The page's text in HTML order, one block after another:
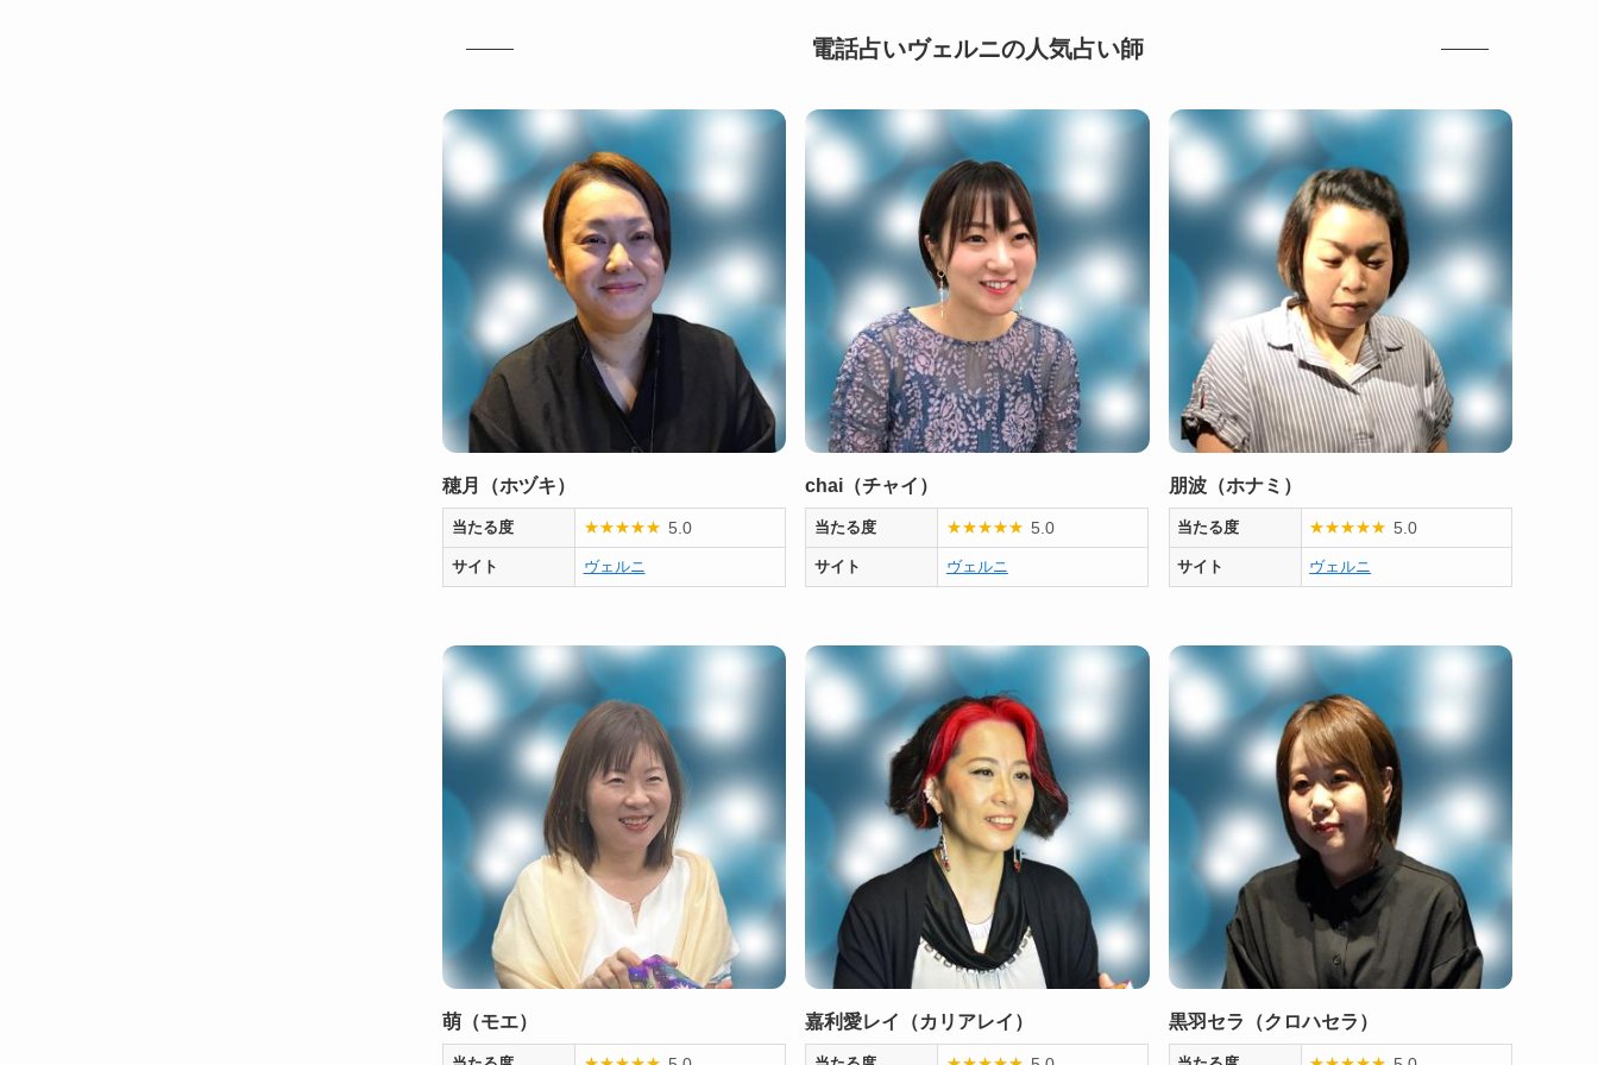
電話占いヴェルニの人気占い師
穂月（ホヅキ）
当たる度 ★★★★★ 5.0
サイト ヴェルニ
chai（チャイ）
当たる度 ★★★★★ 5.0
サイト ヴェルニ
朋波（ホナミ）
当たる度 ★★★★★ 5.0
サイト ヴェルニ
萌（モエ） 嘉利愛レイ（カリアレイ） 黒羽セラ（クロハセラ）